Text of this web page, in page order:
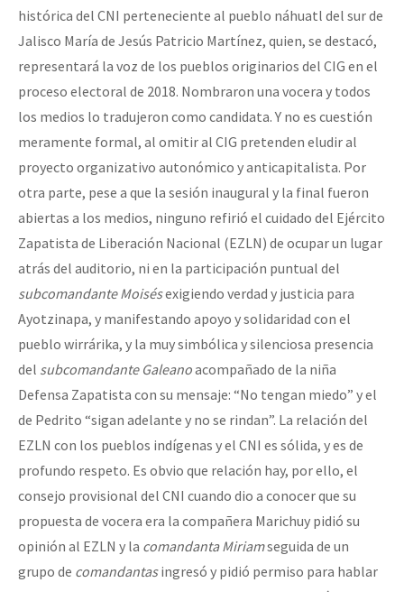
Eventos
histórica del CNI perteneciente al pueblo náhuatl del sur de
Jalisco María de Jesús Patricio Martínez, quien, se destacó,
representará la voz de los pueblos originarios del CIG en el
proceso electoral de 2018. Nombraron una vocera y todos
los medios lo tradujeron como candidata. Y no es cuestión
meramente formal, al omitir al CIG pretenden eludir al
proyecto organizativo autonómico y anticapitalista. Por
otra parte, pese a que la sesión inaugural y la final fueron
abiertas a los medios, ninguno refirió el cuidado del Ejército
Zapatista de Liberación Nacional (EZLN) de ocupar un lugar
atrás del auditorio, ni en la participación puntual del
subcomandante Moisésexigiendo verdad y justicia para
Ayotzinapa, y manifestando apoyo y solidaridad con el
pueblo wirrárika, y la muy simbólica y silenciosa presencia
del subcomandante Galeanoacompañado de la niña
Defensa Zapatista con su mensaje: No tengan miedo y el
de Pedrito sigan adelante y no se rindan . La relación del
EZLN con los pueblos indígenas y el CNI es sólida, y es de
profundo respeto. Es obvio que relación hay, por ello, el
consejo provisional del CNI cuando dio a conocer que su
propuesta de vocera era la compañera Marichuy pidió su
opinión al EZLN y la comandanta Miriamseguida de un
grupo de comandantasingresó y pidió permiso para hablar